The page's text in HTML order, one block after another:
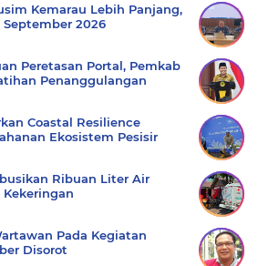
Kemarau Lebih Panjang,
2026
Peretasan Portal, Pemkab
Penanggulangan
Coastal Resilience
Ekosistem Pesisir
Ribuan Liter Air
Pada Kegiatan
Disorot